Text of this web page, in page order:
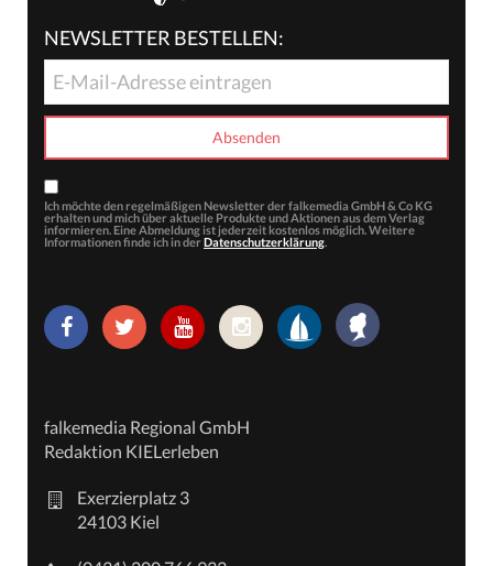
NEWSLETTER BESTELLEN:
Ich möchte den regelmäßigen Newsletter der falkemedia GmbH & Co KG
erhalten und mich über aktuelle Produkte und Aktionen aus dem Verlag
informieren. Eine Abmeldung ist jederzeit kostenlos möglich. Weitere
Informationen finde ich in der Datenschutzerklärung.
falkemedia Regional GmbH
Redaktion KIELerleben
Exerzierplatz 3
24103 Kiel